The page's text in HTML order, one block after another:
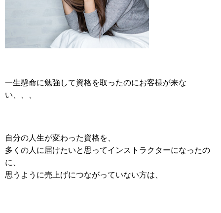
一生懸命に勉強して資格を取ったのにお客様が来な
い、、、
自分の人生が変わった資格を、
多くの人に届けたいと思ってインストラクターになったの
に、
思うように売上げにつながっていない方は、